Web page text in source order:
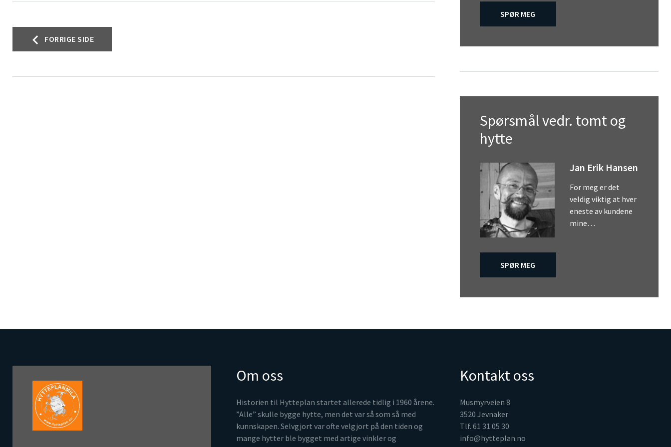
Innleggsnavigasjon
FORRIGE SIDE
SPØR MEG
Spørsmål vedr. tomt og
hytte
Jan Erik Hansen
For meg er det
veldig viktig at hver
eneste av kundene
mine…
SPØR MEG
Om oss
Historien til Hytteplan startet allerede tidlig i 1960 årene.
”Alle” skulle bygge hytte, men det var så som så med
kunnskapen. Selvgjort var ofte velgjort på den tiden og
mange hytter ble bygget med artige vinkler og
Kontakt oss
Musmyrveien 8
3520 Jevnaker
Tlf. 61 31 05 30
info@hytteplan.no